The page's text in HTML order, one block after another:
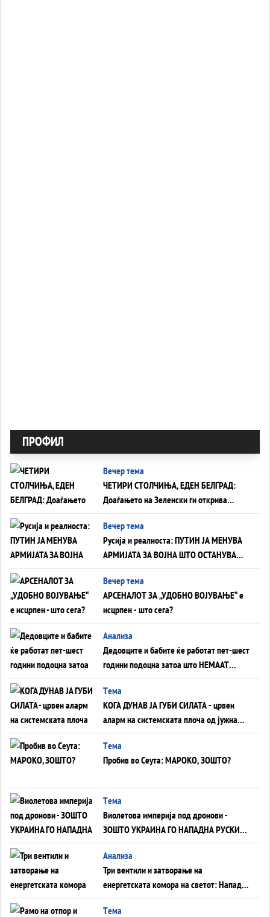
ПРОФИЛ
Вечер тема
ЧЕТИРИ СТОЛЧИЊА, ЕДЕН БЕЛГРАД:
Доаѓањето на Зеленски ги открива
тајните на политиката на балансирање
на Вучиќ
Вечер тема
Русија и реалноста: ПУТИН ЈА МЕНУВА
АРМИЈАТА ЗА ВОЈНА ШТО ОСТАНУВА
БЕЗ ФРОНТ
Вечер тема
АРСЕНАЛОТ ЗА „УДОБНО ВОЈУВАЊЕ“ е
исцрпен - што сега?
Анализа
Дедовците и бабите ќе работат пет-шест
години подоцна затоа што НЕМААТ
ВНУЦИ ДА ГИ ЗАМЕНАТ
Tема
КОГА ДУНАВ ЈА ГУБИ СИЛАТА - црвен
аларм на системската плоча од јужна
Германија до Црното Море...
Tема
Пробив во Сеута: МАРОКО, ЗОШТО?
Tема
Виолетова империја под дронови -
ЗОШТО УКРАИНА ГО НАПАДНА РУСКИОТ
WILDBERRIES
Aнализа
Три вентили и затворање на
енергетската комора на светот: Нападот
во Суец најавува глобален енергетски
инфаркт?
Tема